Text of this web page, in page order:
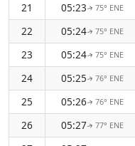
21
05:23↑ 75° ENE
22
05:24↑ 75° ENE
23
05:24↑ 75° ENE
24
05:25↑ 76° ENE
25
05:26↑ 76° ENE
26
05:27↑ 77° ENE